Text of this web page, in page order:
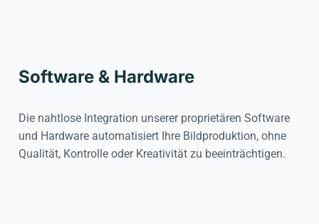
Software & Hardware
Die nahtlose Integration unserer proprietären Software
und Hardware automatisiert Ihre Bildproduktion, ohne
Qualität, Kontrolle oder Kreativität zu beeinträchtigen.